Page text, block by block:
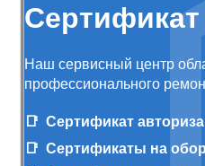
Наш сервисный центр
профессионального
Сертификат
Сертификаты на